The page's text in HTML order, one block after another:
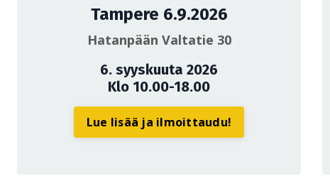
Tampere 6.9.2026
Hatanpään Valtatie 30
6. syyskuuta 2026
Klo 10.00-18.00
Lue lisää ja ilmoittaudu!